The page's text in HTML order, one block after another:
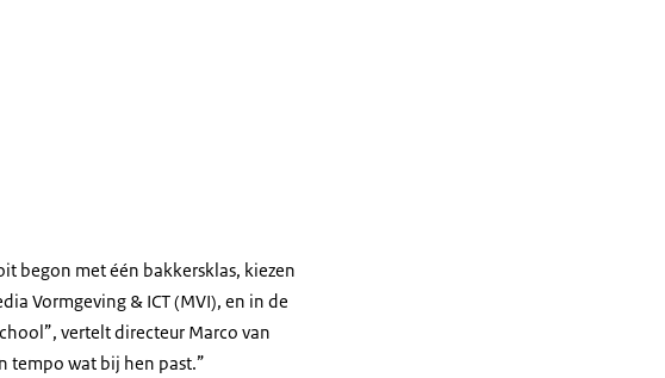
begon met één bakkersklas, kiezen
Vormgeving & ICT (MVI), en in de
vertelt directeur Marco van
tempo wat bij hen past.”